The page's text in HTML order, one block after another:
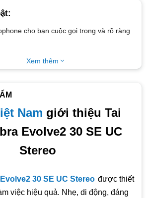
cho bạn cuộc gọi trong và rõ ràng
hạng Professional và chip xử lý
Jabra
UC và Microsoft Team, tương thích với
Windows
từ Jabra, được thiết kế với trọng lượng
Xem thêm
Nam giới thiệu Tai
Evolve2 30 SE UC
Stereo
30 SE UC Stereo được thiết
việc hiệu quả. Nhẹ, di động, đáng